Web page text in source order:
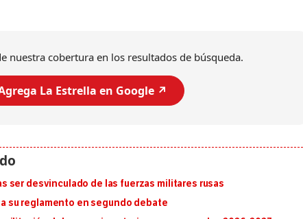
nuestra cobertura en los resultados de búsqueda.
La Estrella en Google ↗️
ser desvinculado de las fuerzas militares rusas
su reglamento en segundo debate